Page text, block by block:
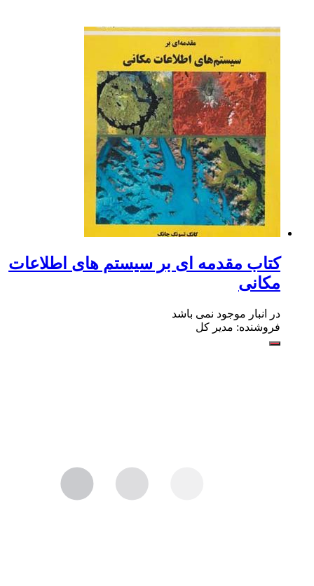
کتاب مقدمه ای بر سیستم های اطلاعات
مکانی
در انبار موجود نمی باشد
فروشنده: مدیر کل